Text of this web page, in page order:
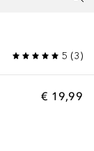
5 (3)
€ 19,99